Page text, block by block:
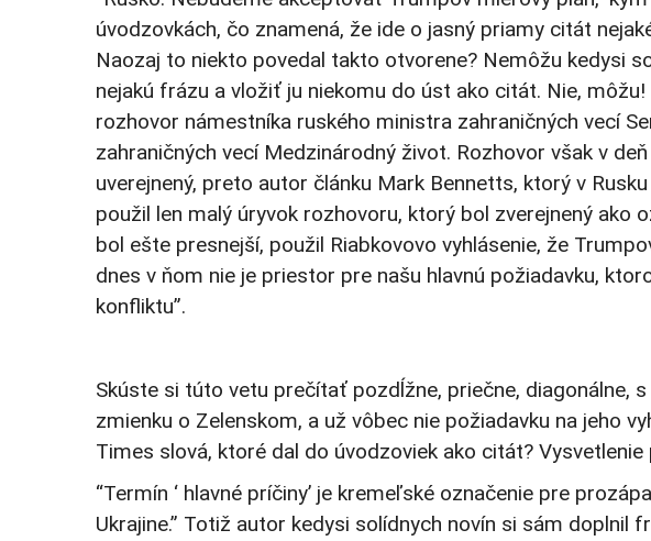
úvodzovkách, čo znamená, že ide o jasný priamy citát
Naozaj to niekto povedal takto otvorene? Nemôžu kedysi
nejakú frázu a vložiť ju niekomu do úst ako citát. Nie,
rozhovor námestníka ruského ministra zahraničných vecí
zahraničných vecí Medzinárodný život. Rozhovor však v
uverejnený, preto autor článku Mark Bennetts, ktorý v
použil len malý úryvok rozhovoru, ktorý bol zverejnený ako
bol ešte presnejší, použil Riabkovovo vyhlásenie, že
dnes v ňom nie je priestor pre našu hlavnú požiadavku,
konfliktu”.
Skúste si túto vetu prečítať pozdĺžne, priečne, diagonálne,
zmienku o Zelenskom, a už vôbec nie požiadavku na jeho
Times slová, ktoré dal do úvodzoviek ako citát?
“Termín ‘ hlavné príčiny’ je kremeľské označenie pre
Ukrajine.” Totiž autor kedysi solídnych novín si sám doplnil